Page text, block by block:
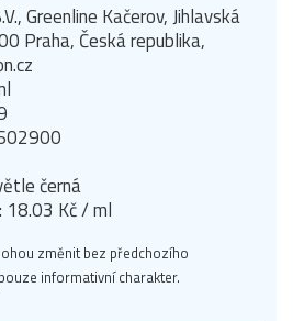
Greenline Kačerov, Jihlavská
Praha, Česká republika,
černá
18.03 Kč / ml
změnit bez předchozího
informativní charakter.